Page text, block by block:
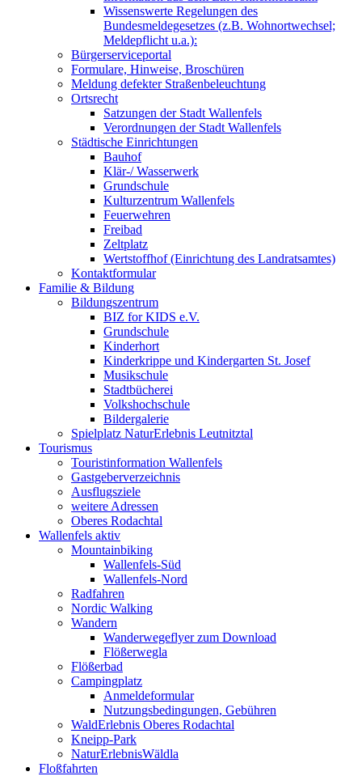
Wissenswerte Regelungen des
Bundesmeldegesetzes (z.B. Wohnortwechsel;
Meldepflicht u.a.):
Bürgerserviceportal
Formulare, Hinweise, Broschüren
Meldung defekter Straßenbeleuchtung
Ortsrecht
Satzungen der Stadt Wallenfels
Verordnungen der Stadt Wallenfels
Städtische Einrichtungen
Bauhof
Klär-/ Wasserwerk
Grundschule
Kulturzentrum Wallenfels
Feuerwehren
Freibad
Zeltplatz
Wertstoffhof (Einrichtung des Landratsamtes)
Kontaktformular
Familie & Bildung
Bildungszentrum
BIZ for KIDS e.V.
Grundschule
Kinderhort
Kinderkrippe und Kindergarten St. Josef
Musikschule
Stadtbücherei
Volkshochschule
Bildergalerie
Spielplatz NaturErlebnis Leutnitztal
Tourismus
Touristinformation Wallenfels
Gastgeberverzeichnis
Ausflugsziele
weitere Adressen
Oberes Rodachtal
Wallenfels aktiv
Mountainbiking
Wallenfels-Süd
Wallenfels-Nord
Radfahren
Nordic Walking
Wandern
Wanderwegeflyer zum Download
Flößerwegla
Flößerbad
Campingplatz
Anmeldeformular
Nutzungsbedingungen, Gebühren
WaldErlebnis Oberes Rodachtal
Kneipp-Park
NaturErlebnisWäldla
Floßfahrten